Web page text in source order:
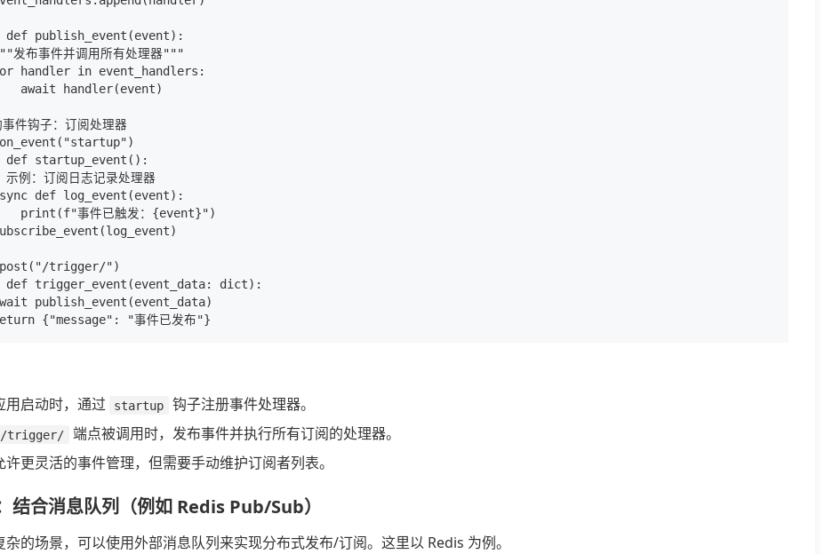
def publish_event(event):
发布事件并调用所有处理器"""
handler in event_handlers:
await handler(event)
件钩子：订阅处理器
def startup_event():
例：订阅日志记录处理器
def log_event(event):
print(f"事件已触发：{event}")
trigger/")
def trigger_event(event_data: dict):
publish_event(event_data)
用启动时，通过
startup
钩子注册事件处理器。
/trigger/
端点被调用时，发布事件并执行所有订阅的处理器。
许更灵活的事件管理，但需要手动维护订阅者列表。
结合消息队列（例如 Redis Pub/Sub）
杂的场景，可以使用外部消息队列来实现分布式发布/订阅。这里以 Redis 为例。